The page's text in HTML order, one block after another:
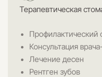
Терапевтическая
Профилактический
Консультация
Лечение десен
Рентген зубов